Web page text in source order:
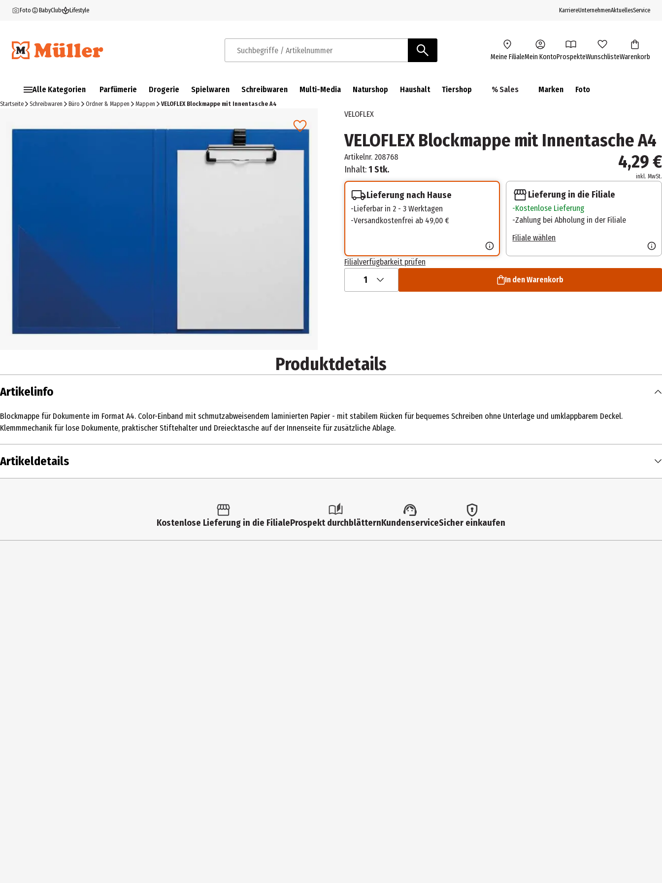
Foto BabyClub Lifestyle KarriereUnternehmenAktuellesService
Suchbegriffe / Artikelnummer Meine FilialeMein KontoProspekteWunschlisteWarenkorb
Alle Kategorien Parfümerie Drogerie Spielwaren Schreibwaren Multi-Media Naturshop Haushalt Tiershop % Sales Marken Foto
Startseite Schreibwaren Büro Ordner & Mappen Mappen VELOFLEX Blockmappe mit Innentasche A4
VELOFLEX
VELOFLEX Blockmappe mit Innentasche A4
Artikelnr. 208768
Inhalt:1 Stk. 4,29 €
inkl. MwSt.
Lieferung nach Hause
Lieferbar in 2 - 3 Werktagen
Versandkostenfrei ab 49,00 €
Lieferung in die Filiale
Kostenlose Lieferung
Zahlung bei Abholung in der Filiale
Filiale wählen
Filialverfügbarkeit prüfen
1 In den Warenkorb
Produktdetails
Artikelinfo
Blockmappe für Dokumente im Format A4. Color-Einband mit schmutzabweisendem laminierten Papier - mit stabilem Rücken für bequemes Schreiben ohne Unterlage und umklappbarem Deckel.
Klemmmechanik für lose Dokumente, praktischer Stiftehalter und Dreiecktasche auf der Innenseite für zusätzliche Ablage.
Artikeldetails
Mappen
1 Stück
Kostenlose Lieferung in die FilialeProspekt durchblätternKundenserviceSicher einkaufen